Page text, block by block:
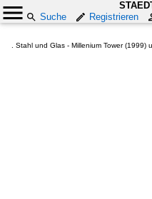
Suche
Registrieren
. Stahl und Glas - Millenium Tower